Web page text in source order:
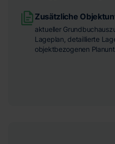
Zusätzliche
aktueller
Lageplan, detaillierte
objektbezogenen